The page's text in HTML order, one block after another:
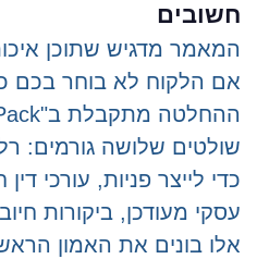
חשובים
המאמר מדגיש שתוכן
אם הלקוח לא בוחר בכם
שולטים שלושה גורמים:
כדי לייצר פניות, עורכי
עסקי מעודכן, ביקורות
אלו בונים את האמון